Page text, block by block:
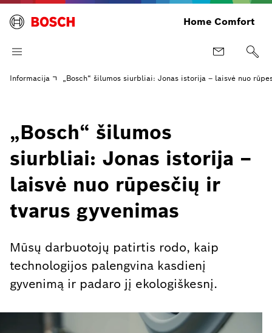
Home Comfort
Informacija „Bosch“ šilumos siurbliai: Jonas istorija – laisvė nuo
„Bosch“ šilumos
siurbliai: Jonas istorija –
laisvė nuo rūpesčių ir
tvarus gyvenimas
Mūsų darbuotojų patirtis rodo, kaip
technologijos palengvina kasdienį
gyvenimą ir padaro jį ekologiškesnį.